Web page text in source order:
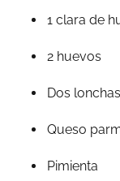
1 clara de
2 huevos
Dos
Queso
Pimienta